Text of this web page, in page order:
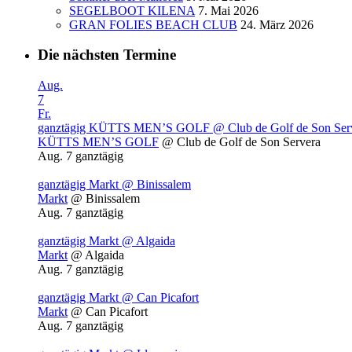
SEGELBOOT KILENA 7. Mai 2026
GRAN FOLIES BEACH CLUB 24. März 2026
Die nächsten Termine
Aug.
7
Fr.
ganztägig KÜTTS MEN’S GOLF @ Club de Golf de Son
KÜTTS MEN’S GOLF @ Club de Golf de Son Servera
Aug. 7 ganztägig
ganztägig Markt @ Binissalem
Markt @ Binissalem
Aug. 7 ganztägig
ganztägig Markt @ Algaida
Markt @ Algaida
Aug. 7 ganztägig
ganztägig Markt @ Can Picafort
Markt @ Can Picafort
Aug. 7 ganztägig